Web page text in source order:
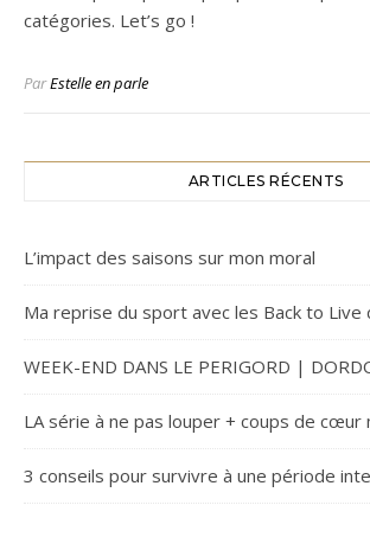
catégories. Let’s go !
ParEstelle en parle
ARTICLES RÉCENTS
L’impact des saisons sur mon moral
Ma reprise du sport avec les Back to Live
WEEK-END DANS LE PERIGORD |
LA série à ne pas louper + coups de cœur
3 conseils pour survivre à une période